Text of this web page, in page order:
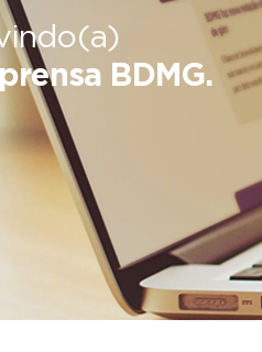
BDMG.